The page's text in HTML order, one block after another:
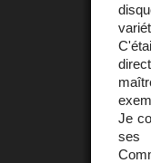
Je
ses